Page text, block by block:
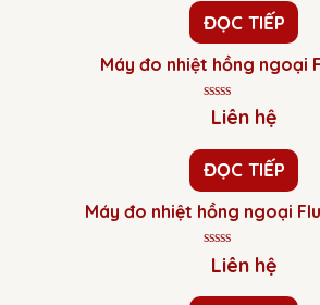
5
sao
ĐỌC TIẾP
Máy đo nhiệt hồng ngoại
Được
xếp
0
5
sao
Liên hệ
ĐỌC TIẾP
Máy đo nhiệt hồng ngoại
Được
xếp
Liên hệ